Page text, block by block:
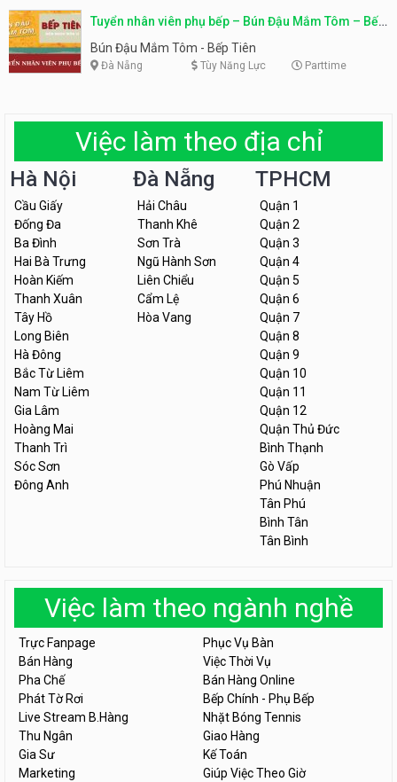
Tuyển nhân viên phụ bếp – Bún Đậu Mắm Tôm – Bếp
Tiên
Bún Đậu Mắm Tôm - Bếp Tiên
Đà Nẵng Tùy Năng Lực Parttime
Việc làm theo địa chỉ
Hà Nội
Cầu Giấy
Đống Đa
Ba Đình
Hai Bà Trưng
Hoàn Kiếm
Thanh Xuân
Tây Hồ
Long Biên
Hà Đông
Bắc Từ Liêm
Nam Từ Liêm
Gia Lâm
Hoàng Mai
Thanh Trì
Sóc Sơn
Đông Anh
Đà Nẵng
Hải Châu
Thanh Khê
Sơn Trà
Ngũ Hành Sơn
Liên Chiểu
Cẩm Lệ
Hòa Vang
TPHCM
Quận 1
Quận 2
Quận 3
Quận 4
Quận 5
Quận 6
Quận 7
Quận 8
Quận 9
Quận 10
Quận 11
Quận 12
Quận Thủ Đức
Bình Thạnh
Gò Vấp
Phú Nhuận
Tân Phú
Bình Tân
Tân Bình
Việc làm theo ngành nghề
Trực Fanpage
Phục Vụ Bàn
Bán Hàng
Việc Thời Vụ
Pha Chế
Bán Hàng Online
Phát Tờ Rơi
Bếp Chính - Phụ Bếp
Live Stream B.Hàng
Nhặt Bóng Tennis
Thu Ngân
Giao Hàng
Gia Sư
Kế Toán
Marketing
Giúp Việc Theo Giờ